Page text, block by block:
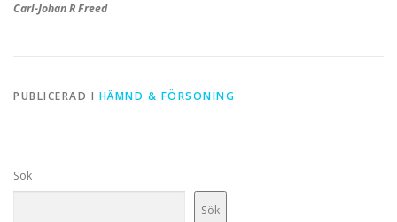
Carl-Johan R Freed
PUBLICERAD I HÄMND & FÖRSONING
Sök
Sök